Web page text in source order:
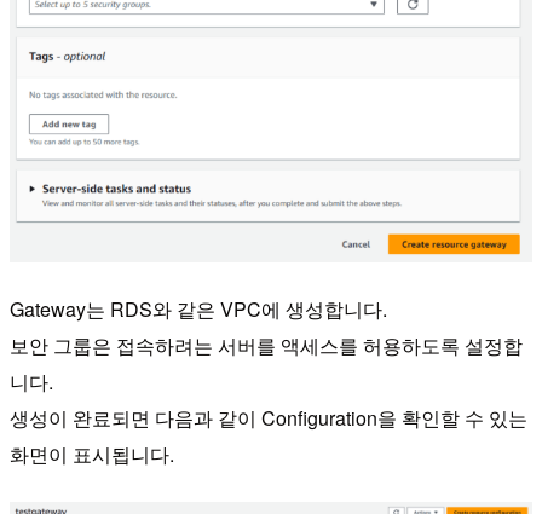
Gateway는 RDS와 같은 VPC에 생성합니다.
보안 그룹은 접속하려는 서버를 액세스를 허용하도록 설정합
니다.
생성이 완료되면 다음과 같이 Configuration을 확인할 수 있는
화면이 표시됩니다.